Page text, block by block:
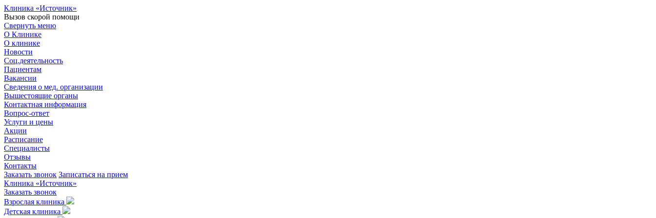
Клиника «Источник»
Вызов скорой помощи
Свернуть меню
О Клинике
О клинике
Новости
Соц.деятельность
Пациентам
Вакансии
Сведения о мед. организации
Вышестоящие органы
Контактная информация
Вопрос-ответ
Услуги и цены
Акции
Расписание
Специалисты
Отзывы
Контакты
Заказать звонок Записаться на прием
Клиника «Источник»
Заказать звонок
Взрослая клиника
Детская клиника